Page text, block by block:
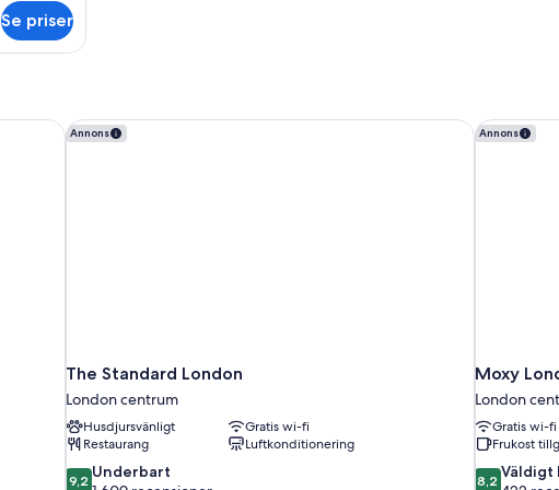
Se priser
Annons
The Standard London
London centrum
Husdjursvänligt
Gratis wi-fi
Restaurang
Luftkonditionering
9.2
9,2 Underbart
The Standard London Annons
Moxy
London
Gratis wi-fi
Frukost
8.2
8,2 Väldigt
Moxy